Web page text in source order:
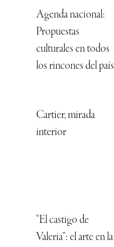
Agenda nacional:
Propuestas
culturales en todos
los rincones del país
Cartier, mirada
interior
“El castigo de
Valeria”: el arte en la